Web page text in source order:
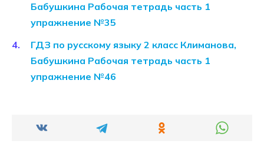
Бабушкина Рабочая тетрадь часть 1
упражнение №35
ГДЗ по русскому языку 2 класс Климанова,
Бабушкина Рабочая тетрадь часть 1
упражнение №46